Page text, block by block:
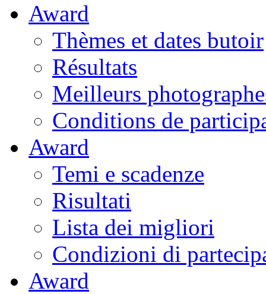
Award
Thèmes et dates butoir
Résultats
Meilleurs
Conditions de
Award
Temi e scadenze
Risultati
Lista dei migliori
Condizioni di
Award